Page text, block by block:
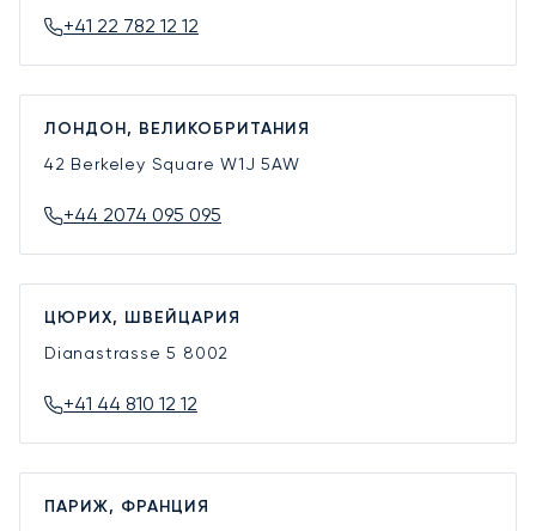
+41 22 782 12 12
ЛОНДОН, ВЕЛИКОБРИТАНИЯ
42 Berkeley SquareW1J 5AW
+44 2074 095 095
ЦЮРИХ, ШВЕЙЦАРИЯ
Dianastrasse 5 8002
+41 44 810 12 12
ПАРИЖ, ФРАНЦИЯ